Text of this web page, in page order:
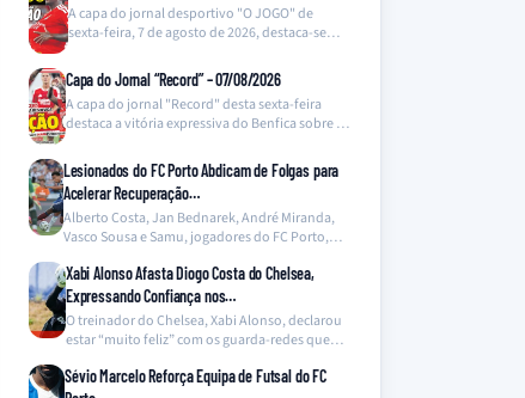
A capa do jornal desportivo "O JOGO" de
sexta-feira, 7 de agosto de 2026, destaca-se
Capa do Jornal “Record” – 07/08/2026
A capa do jornal "Record" desta sexta-feira
destaca a vitória expressiva do Benfica sobre o
Hearts…
Lesionados do FC Porto Abdicam de Folgas para
Acelerar Recuperação…
Alberto Costa, Jan Bednarek, André Miranda,
Vasco Sousa e Samu, jogadores do FC Porto,
Xabi Alonso Afasta Diogo Costa do Chelsea,
Expressando Confiança nos…
O treinador do Chelsea, Xabi Alonso, declarou
estar “muito feliz” com os guarda-redes que
Sévio Marcelo Reforça Equipa de Futsal do FC